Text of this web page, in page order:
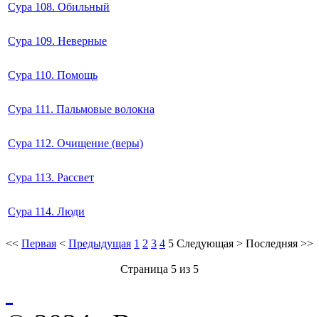
Сура 108. Обильный
Сура 109. Неверные
Сура 110. Помощь
Сура 111. Пальмовые волокна
Сура 112. Очищение (веры)
Сура 113. Рассвет
Сура 114. Люди
<< Первая < Предыдущая 1 2 3 4 5 Следующая > Последняя >>
Страница 5 из 5